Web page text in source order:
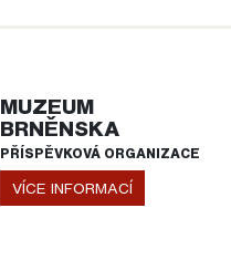
MUZEUM
BRNĚNSKA
PŘÍSPĚVKOVÁ ORGANIZACE
VÍCE INFORMACÍ